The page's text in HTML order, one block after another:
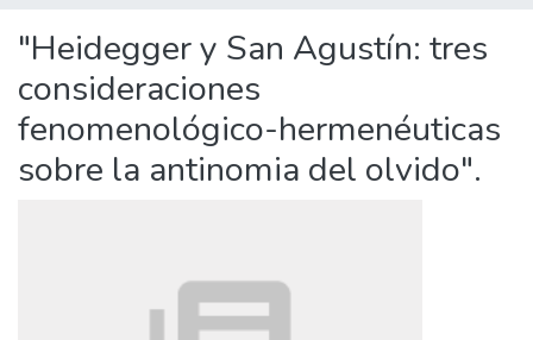
"Heidegger y San Agustín: tres
consideraciones
fenomenológico-hermenéuticas
sobre la antinomia del olvido".